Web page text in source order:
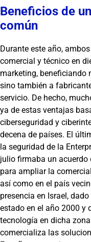
Beneficios de
común
Durante este año,
comercial y técnico en
marketing, beneficiando
sino también a
servicio. De hecho,
ya de estas ventajas
ciberseguridad y
decena de países. El
la seguridad de la
julio firmaba un
para ampliar la
así como en el país
presencia en Israel,
estado en el año 2000 y
tecnología en dicha
comercializa las